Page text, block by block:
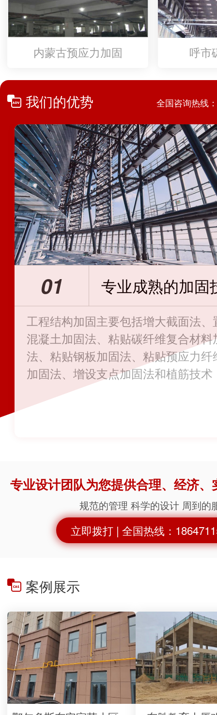
内蒙古预应力加固 呼市
全国咨询热线：
我们的优势
01 专业成熟的加固
工程结构加固主要包括增大截面法、
混凝土加固法、粘贴碳纤维复合材料
法、粘贴钢板加固法、粘贴预应力纤
加固法、增设支点加固法和植筋技术
锚固技术；裂缝修补技术
专业设计团队为您提供合理、经济、
规范的管理 科学的设计 周到的
立即拨打 | 全国热线：
案例展示